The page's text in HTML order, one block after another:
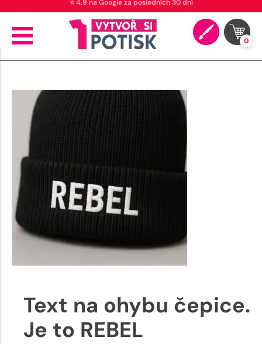
⭐ 4.9 na Google za posledních 30 dní
0
Text na ohybu čepice.
Je to REBEL